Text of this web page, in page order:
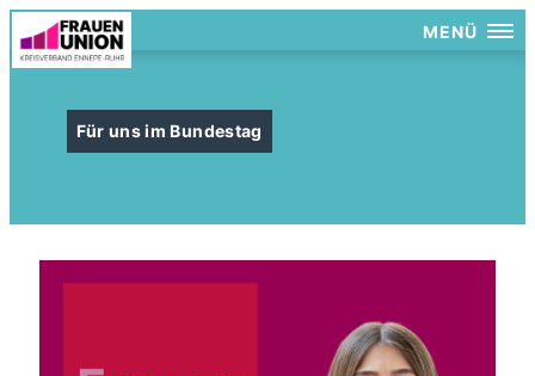
MENÜ
Für uns im Bundestag